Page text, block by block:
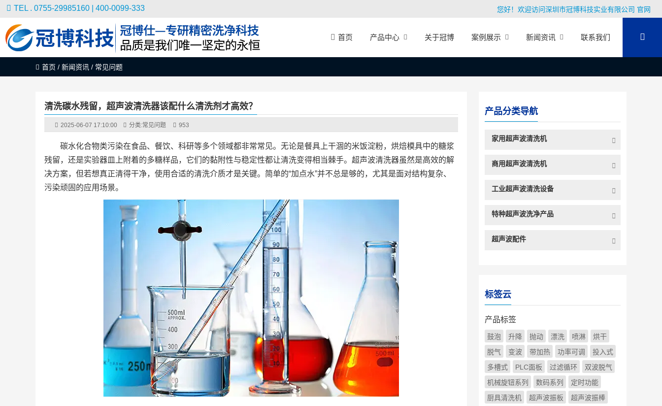
TEL . 0755-29985160 | 400-0099-333 您好！欢迎访问深圳市冠博科技实业有限公司 官网
首页 产品中心 关于冠博 案例展示 新闻资讯 联系我们
首页 / 新闻资讯 / 常见问题
清洗碳水残留，超声波清洗器该配什么清洗剂才高效？
2025-06-07 17:10:00 分类:常见问题 953
碳水化合物类污染在食品、餐饮、科研等多个领域都非常常见。无论是餐具上干涸的米饭淀粉，烘焙模具中的糖浆
残留，还是实验器皿上附着的多糖样品，它们的黏附性与稳定性都让清洗变得相当棘手。超声波清洗器虽然是高效的解
决方案，但若想真正清得干净，使用合适的清洗介质才是关键。简单的“加点水”并不总是够的，尤其是面对结构复杂、
污染顽固的应用场景。
产品分类导航
家用超声波清洗机
商用超声波清洗机
工业超声波清洗设备
特种超声波洗净产品
超声波配件
标签云
产品标签
鼓泡 升降 抛动 漂洗 喷淋
烘干
脱气
变波 带加热 功率可调
投入式
多槽式
PLC面板 过滤循环
双波脱气
机械旋钮系列
数码系列
定时功能
厨具清洗机
超声波振板
超声波振棒